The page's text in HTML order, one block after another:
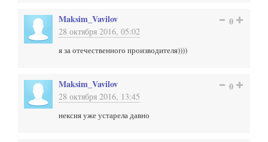
Maksim_Vavilov
28 октября 2016, 05:02
0
я за отечественного производителя))))
Maksim_Vavilov
28 октября 2016, 13:45
0
нексия уже устарела давно